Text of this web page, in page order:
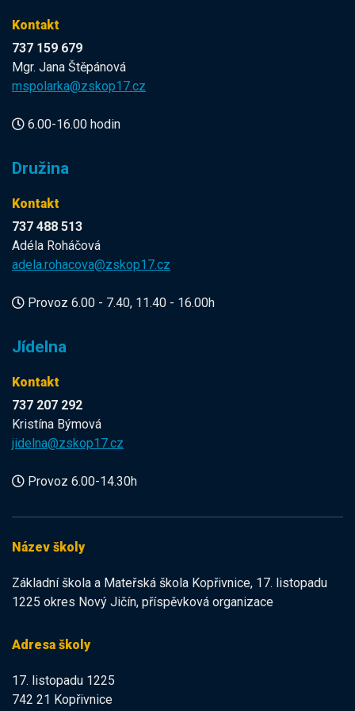
Kontakt
737 159 679
Mgr. Jana Štěpánová
mspolarka@zskop17.cz
6.00-16.00 hodin
Družina
Kontakt
737 488 513
Adéla Roháčová
adela.rohacova@zskop17.cz
Provoz 6.00 - 7.40, 11.40 - 16.00h
Jídelna
Kontakt
737 207 292
Kristína Býmová
jidelna@zskop17.cz
Provoz 6.00-14.30h
Název školy
Základní škola a Mateřská škola Kopřivnice, 17. listopadu
1225 okres Nový Jičín, příspěvková organizace
Adresa školy
17. listopadu 1225
742 21 Kopřivnice